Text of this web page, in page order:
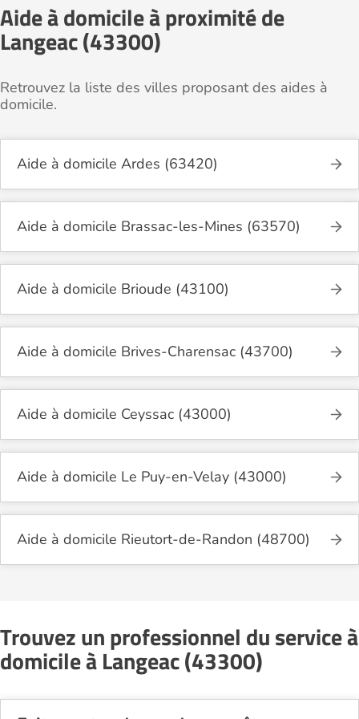
Aide à domicile à proximité de
Langeac (43300)
Retrouvez la liste des villes proposant des aides à
domicile.
Aide à domicile Ardes (63420)
Aide à domicile Brassac-les-Mines (63570)
Aide à domicile Brioude (43100)
Aide à domicile Brives-Charensac (43700)
Aide à domicile Ceyssac (43000)
Aide à domicile Le Puy-en-Velay (43000)
Aide à domicile Rieutort-de-Randon (48700)
Trouvez un professionnel du service à
domicile à Langeac (43300)